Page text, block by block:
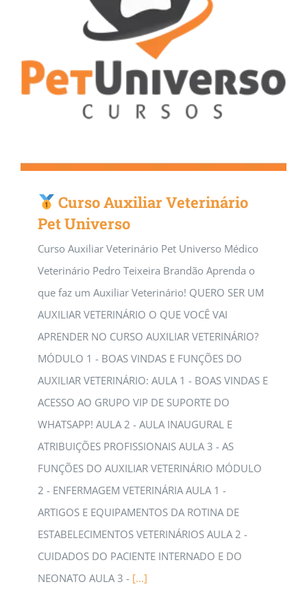
Curso Auxiliar Veterinário
Pet Universo
Curso Auxiliar Veterinário Pet Universo Médico
Veterinário Pedro Teixeira Brandão Aprenda o
que faz um Auxiliar Veterinário! QUERO SER UM
AUXILIAR VETERINÁRIO O QUE VOCÊ VAI
APRENDER NO CURSO AUXILIAR VETERINÁRIO?
MÓDULO 1 - BOAS VINDAS E FUNÇÕES DO
AUXILIAR VETERINÁRIO: AULA 1 - BOAS VINDAS E
ACESSO AO GRUPO VIP DE SUPORTE DO
WHATSAPP! AULA 2 - AULA INAUGURAL E
ATRIBUIÇÕES PROFISSIONAIS AULA 3 - AS
FUNÇÕES DO AUXILIAR VETERINÁRIO MÓDULO
2 - ENFERMAGEM VETERINÁRIA AULA 1 -
ARTIGOS E EQUIPAMENTOS DA ROTINA DE
ESTABELECIMENTOS VETERINÁRIOS AULA 2 -
CUIDADOS DO PACIENTE INTERNADO E DO
NEONATO AULA 3 - [...]